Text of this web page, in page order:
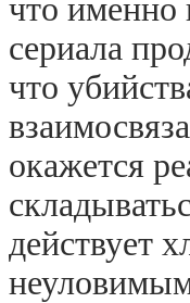
что именно
сериала
что
окажется
действует